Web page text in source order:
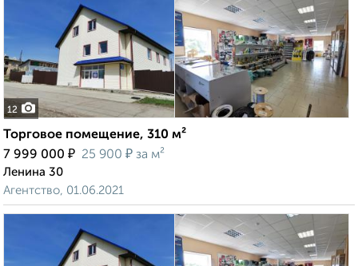
12
Торговое помещение, 310 м²
7 999 000 ₽ 25 900 ₽ за м²
Ленина 30
Агентство, 01.06.2021